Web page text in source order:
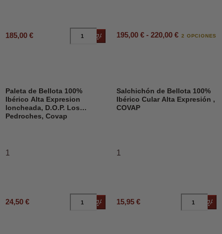
185,00 € Añadir al carrito
195,00 € - 220,00 € 2 OPCIONES
Paleta de Bellota 100%
Ibérico Alta Expresion
loncheada, D.O.P. Los
Pedroches, Covap
1
24,50 € Añadir al carrito
Salchichón de Bellota 100%
Ibérico Cular Alta Expresión ,
COVAP
1
15,95 €